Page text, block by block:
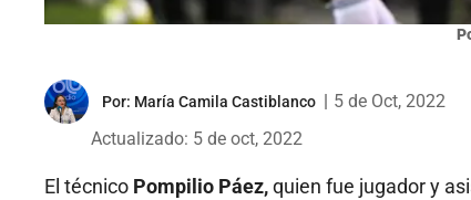
Por: María Camila Castiblanco
5 de Oct, 2022
Actualizado: 5 de oct, 2022
El técnico Pompilio Páez,quien fue jugador y